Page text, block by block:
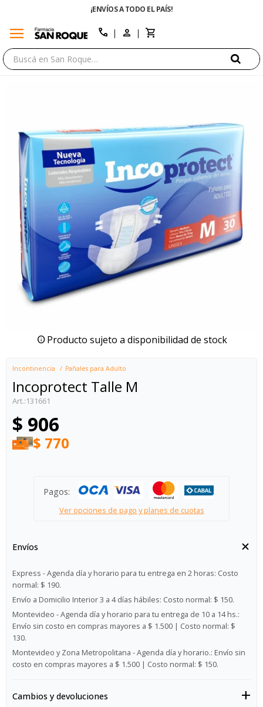
menu call
Producto sujeto a disponibilidad de stock
Incontinencia Pañales para Adulto
Incoprotect Talle M
131661
$ 906
$ 770
Pagos:
Ver opciones de pago y planes de cuotas
Envíos
Express - Agenda día y horario para tu entrega en 2 horas: Costo
normal: $ 190.
Envío a Domicilio Interior 3 a 4 días hábiles: Costo normal: $ 150.
Montevideo - Agenda día y horario para tu entrega de 10 a 14 hs.:
Envío sin costo en compras mayores a $ 1.500 | Costo normal: $
130.
Montevideo y Zona Metropolitana - Agenda día y horario.: Envío sin
costo en compras mayores a $ 1.500 | Costo normal: $ 150.
Cambios y devoluciones
close